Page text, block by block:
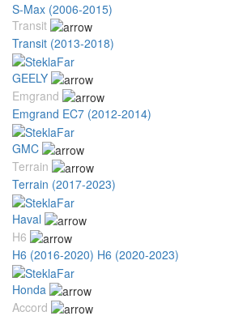
S-Max (2006-2015)
Transit
Transit (2013-2018)
GEELY
Emgrand
Emgrand EC7 (2012-2014)
GMC
Terrain
Terrain (2017-2023)
Haval
H6
H6 (2016-2020) H6 (2020-2023)
Honda
Accord